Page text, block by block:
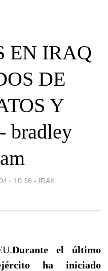
EN IRAQ
DE
Y
bradley
- 10:16 - IRAK
Durante el último
ha iniciado